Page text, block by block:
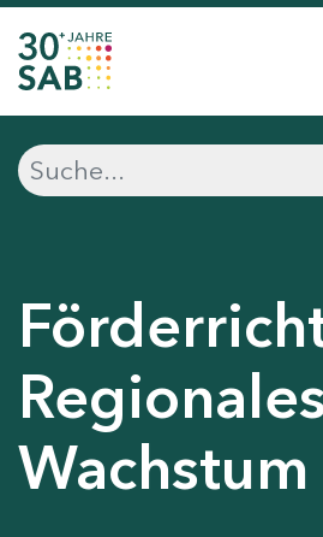
Regionales
Wachstum